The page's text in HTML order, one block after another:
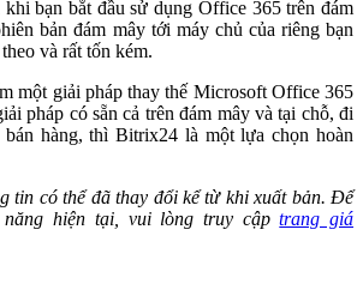
bạn bắt đầu sử dụng Office 365 trên đám
bản đám mây tới máy chủ của riêng bạn
và rất tốn kém.
một giải pháp thay thế Microsoft Office 365
pháp có sẵn cả trên đám mây và tại chỗ, đi
hàng, thì Bitrix24 là một lựa chọn hoàn
tin có thể đã thay đổi kể từ khi xuất bản. Để
hiện tại, vui lòng truy cậptrang giá